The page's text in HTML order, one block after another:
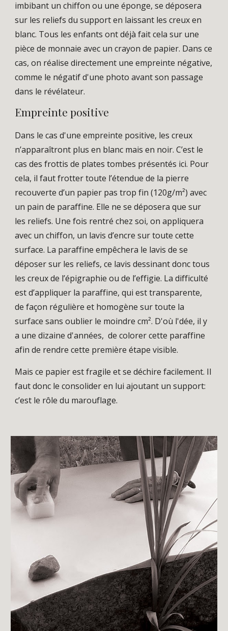
imbibant un chiffon ou une éponge, se déposera
sur les reliefs du support en laissant les creux en
blanc. Tous les enfants ont déjà fait cela sur une
pièce de monnaie avec un crayon de papier. Dans ce
cas, on réalise directement une empreinte négative,
comme le négatif d'une photo avant son passage
dans le révélateur.
Empreinte positive
Dans le cas d'une empreinte positive, les creux
n’apparaîtront plus en blanc mais en noir. C’est le
cas des frottis de plates tombes présentés ici. Pour
cela, il faut frotter toute l’étendue de la pierre
recouverte d’un papier pas trop fin (120g/m²) avec
un pain de paraffine. Elle ne se déposera que sur
les reliefs. Une fois rentré chez soi, on appliquera
avec un chiffon, un lavis d’encre sur toute cette
surface. La paraffine empêchera le lavis de se
déposer sur les reliefs, ce lavis dessinant donc tous
les creux de l’épigraphie ou de l’effigie. La difficulté
est d’appliquer la paraffine, qui est transparente,
de façon régulière et homogène sur toute la
surface sans oublier le moindre cm². D'où l'dée, il y
a une dizaine d'années, de colorer cette paraffine
afin de rendre cette première étape visible.
Mais ce papier est fragile et se déchire facilement. Il
faut donc le consolider en lui ajoutant un support:
c’est le rôle du marouflage.